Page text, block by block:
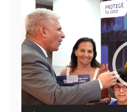
Reproductor
de
video